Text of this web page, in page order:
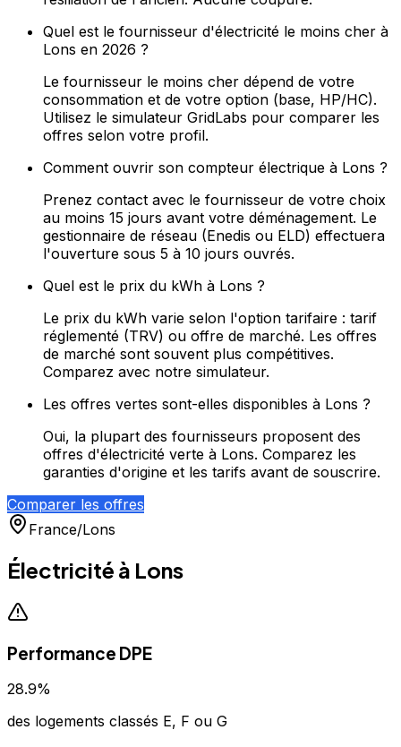
Quel est le fournisseur d'électricité le moins cher à
Lons en 2026 ?
Le fournisseur le moins cher dépend de votre
consommation et de votre option (base, HP/HC).
Utilisez le simulateur GridLabs pour comparer les
offres selon votre profil.
Comment ouvrir son compteur électrique à Lons ?
Prenez contact avec le fournisseur de votre choix
au moins 15 jours avant votre déménagement. Le
gestionnaire de réseau (Enedis ou ELD) effectuera
l'ouverture sous 5 à 10 jours ouvrés.
Quel est le prix du kWh à Lons ?
Le prix du kWh varie selon l'option tarifaire : tarif
réglementé (TRV) ou offre de marché. Les offres
de marché sont souvent plus compétitives.
Comparez avec notre simulateur.
Les offres vertes sont-elles disponibles à Lons ?
Oui, la plupart des fournisseurs proposent des
offres d'électricité verte à Lons. Comparez les
garanties d'origine et les tarifs avant de souscrire.
Comparer les offres
France/Lons
Électricité à Lons
Performance DPE
28.9%
des logements classés E, F ou G